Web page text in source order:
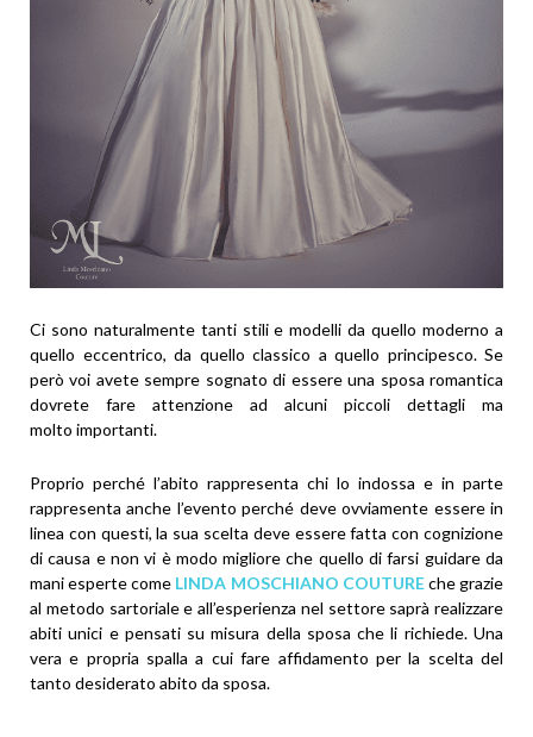
Ci sono naturalmente tanti stili e modelli da quello moderno a
quello eccentrico, da quello classico a quello principesco. Se
però voi avete sempre sognato di essere una sposa romantica
dovrete fare attenzione ad alcuni piccoli dettagli ma
molto importanti.
Proprio perché l’abito rappresenta chi lo indossa e in parte
rappresenta anche l’evento perché deve ovviamente essere in
linea con questi, la sua scelta deve essere fatta con cognizione
di causa e non vi è modo migliore che quello di farsi guidare da
mani esperte come LINDA MOSCHIANO COUTUREche grazie
al metodo sartoriale e all’esperienza nel settore saprà realizzare
abiti unici e pensati su misura della sposa che li richiede. Una
vera e propria spalla a cui fare affidamento per la scelta del
tanto desiderato abito da sposa.